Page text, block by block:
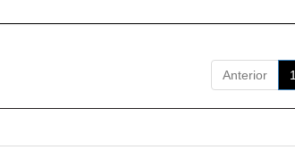
Anterior 1